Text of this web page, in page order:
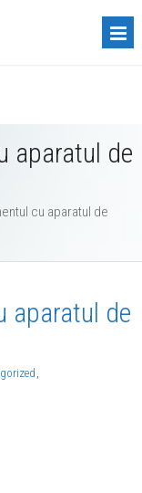
aparatul de
cu aparatul de
aparatul de
,